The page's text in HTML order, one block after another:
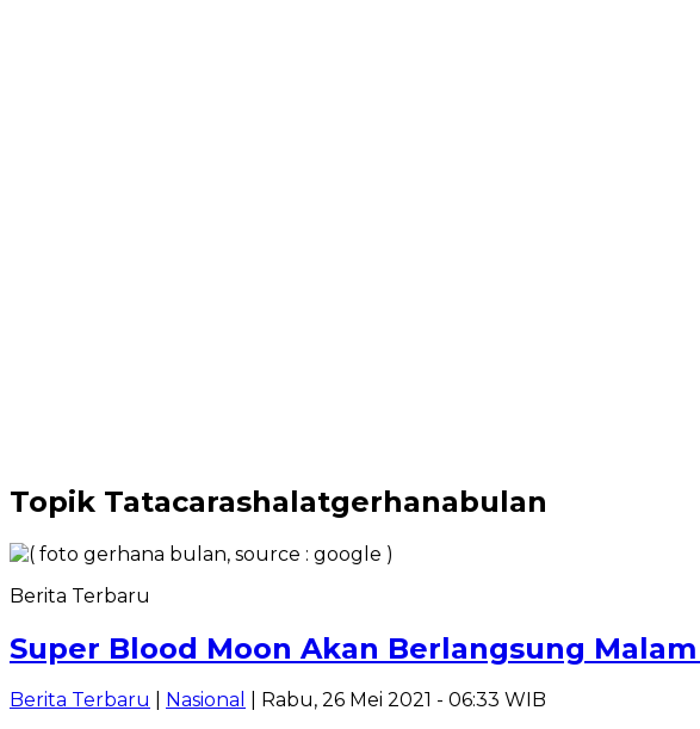
Topik Tatacarashalatgerhanabulan
Berita Terbaru
Super Blood Moon Akan Berlangsung
Berita Terbaru Nasional
| Rabu, 26 Mei 2021 - 06:33 WIB